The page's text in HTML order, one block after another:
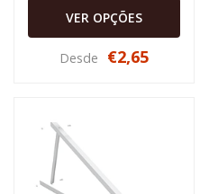
VER OPÇÕES
Desde €2,65